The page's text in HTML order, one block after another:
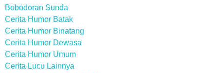
Bobodoran Sunda
Cerita Humor Batak
Cerita Humor Binatang
Cerita Humor Dewasa
Cerita Humor Umum
Cerita Lucu Lainnya